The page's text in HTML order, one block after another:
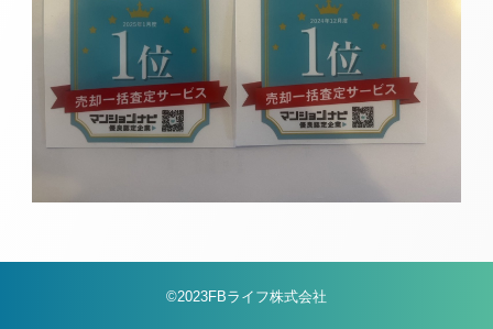
©2023FBライフ株式会社